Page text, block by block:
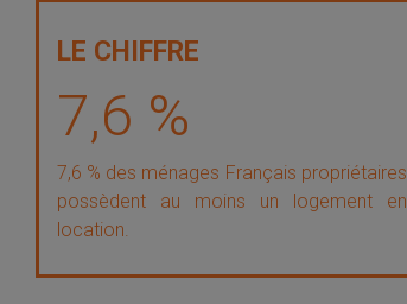
7,6 %
7,6 % des ménages Français propriétaires
possèdent au moins un logement en
location.